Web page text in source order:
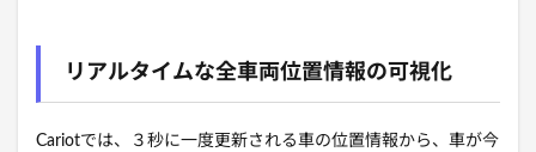
リアルタイムな全車両位置情報の可視化
Cariotでは、３秒に一度更新される車の位置情報から、車が今